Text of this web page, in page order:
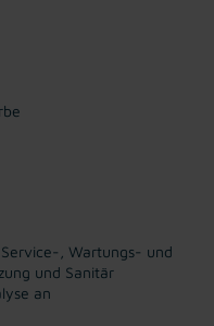
, Wartungs- und
und Sanitär
an